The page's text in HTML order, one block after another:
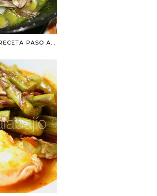
ALMEJAS EN SALSA VERDE. RECETA PASO A PASO